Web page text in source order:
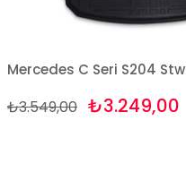
₺3.249,00
₺3.549,00